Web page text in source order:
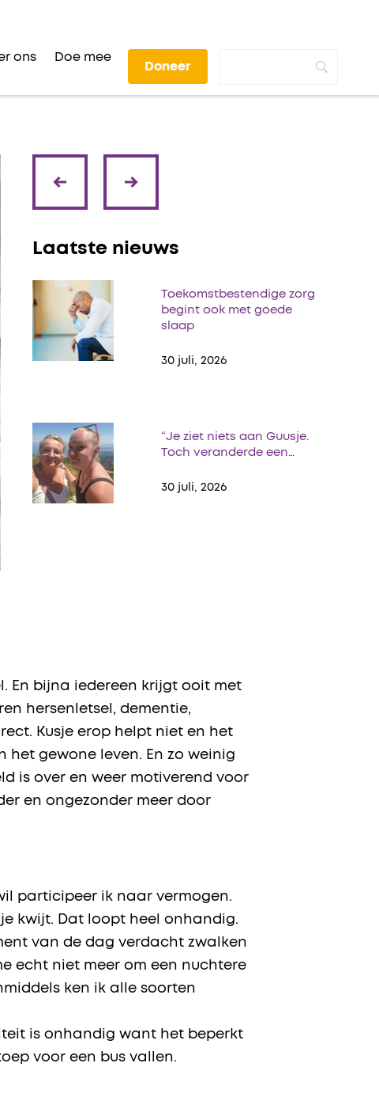
ons Doe mee
Doneer
Laatste nieuws
Toekomstbestendige zorg
begint ook met goede
slaap
30 juli, 2026
“Je ziet niets aan Guusje.
Toch veranderde een…
30 juli, 2026
En bijna iedereen krijgt ooit met
hersenletsel, dementie,
Kusje erop helpt niet en het
gewone leven. En zo weinig
is over en weer motiverend voor
en ongezonder meer door
participeer ik naar vermogen.
kwijt. Dat loopt heel onhandig.
van de dag verdacht zwalken
echt niet meer om een nuchtere
ken ik alle soorten
is onhandig want het beperkt
voor een bus vallen.